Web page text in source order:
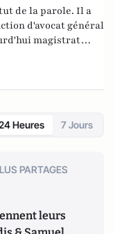
de la parole. Il a
d'avocat général
magistrat
des grandes
et politique
Il est l'auteur deLa
me dis que...
Heures 7 Jours
PARTAGES
leurs